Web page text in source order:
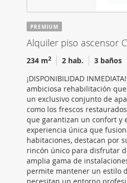
PREMIUM
Alquiler piso ascensor
234 m2 2 hab.
3 baños
¡DISPONIBILIDAD
ambiciosa rehabilitación
un exclusivo conjunto de
como los frescos
que garantizan un confort y
experiencia única que
habitaciones, destacan por
rincón único para disfrutar
amplia gama de
permite mantener un estilo